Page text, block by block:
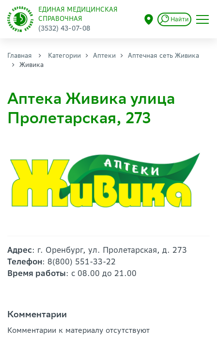
ЕДИНАЯ МЕДИЦИНСКАЯ
СПРАВОЧНАЯ
(3532) 43-07-08
Найти
Главная Категории Аптеки
Аптечная сеть Живика
Живика
Аптека Живика улица
Пролетарская, 273
Адрес: г. Оренбург, ул. Пролетарская, д. 273
Телефон: 8(800) 551-33-22
Время работы: с 08.00 до 21.00
Комментарии
Комментарии к материалу отсутствуют